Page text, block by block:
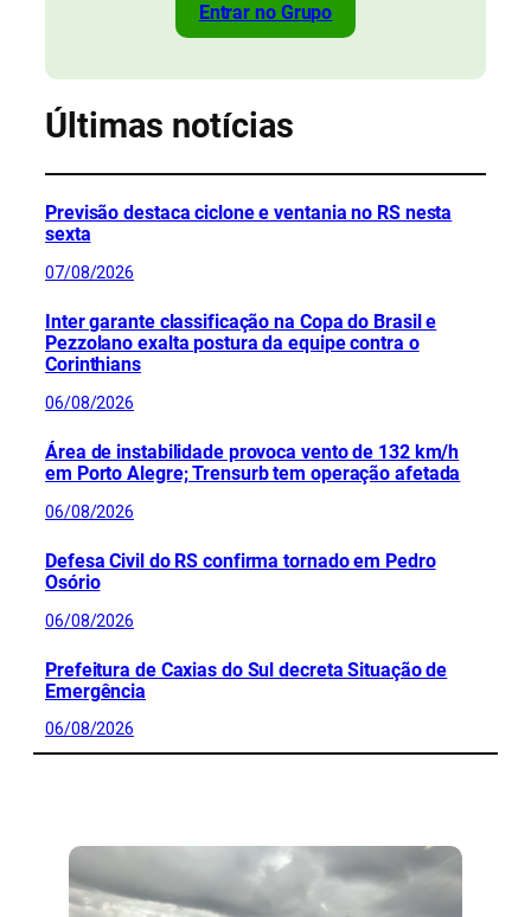
Entrar no Grupo
Últimas notícias
Previsão destaca ciclone e ventania no RS nesta
sexta
07/08/2026
Inter garante classificação na Copa do Brasil e
Pezzolano exalta postura da equipe contra o
Corinthians
06/08/2026
Área de instabilidade provoca vento de 132 km/h
em Porto Alegre; Trensurb tem operação afetada
06/08/2026
Defesa Civil do RS confirma tornado em Pedro
Osório
06/08/2026
Prefeitura de Caxias do Sul decreta Situação de
Emergência
06/08/2026